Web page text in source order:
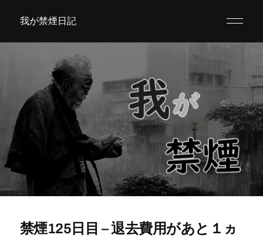
我が禁煙日記
禁煙125日目 – 退去費用があと１ヵ